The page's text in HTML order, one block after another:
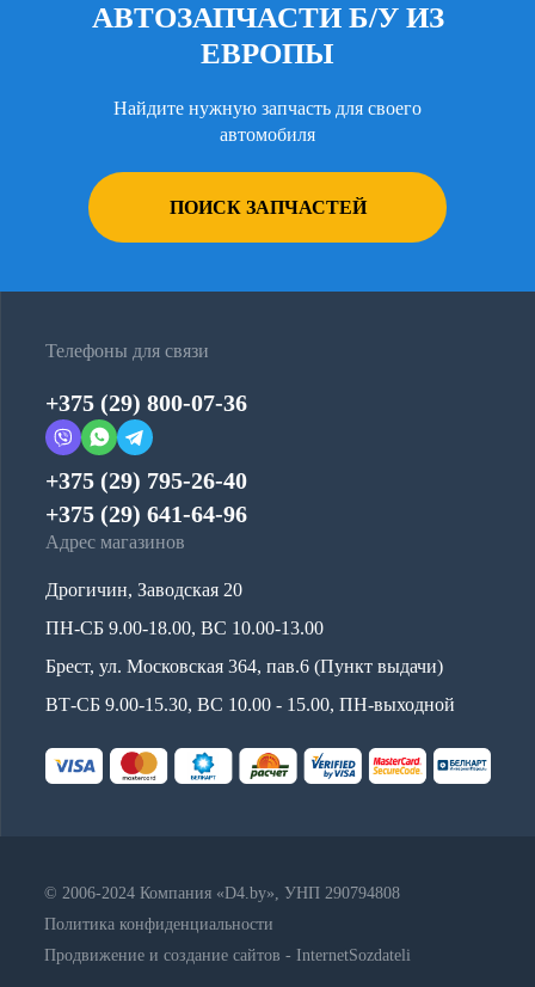
АВТОЗАПЧАСТИ Б/У ИЗ
ЕВРОПЫ
Найдите нужную запчасть для своего
автомобиля
ПОИСК ЗАПЧАСТЕЙ
Телефоны для связи
+375 (29) 800-07-36
+375 (29) 795-26-40
+375 (29) 641-64-96
Адрес магазинов
Дрогичин, Заводская 20
ПН-СБ 9.00-18.00, ВС 10.00-13.00
Брест, ул. Московская 364, пав.6 (Пункт выдачи)
ВТ-СБ 9.00-15.30, ВС 10.00 - 15.00, ПН-выходной
© 2006-2024 Компания «D4.by», УНП 290794808
Политика конфиденциальности
Продвижение и создание сайтов - InternetSozdateli